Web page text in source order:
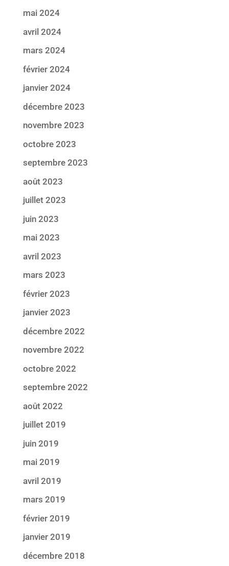
mai 2024
avril 2024
mars 2024
février 2024
janvier 2024
décembre 2023
novembre 2023
octobre 2023
septembre 2023
août 2023
juillet 2023
juin 2023
mai 2023
avril 2023
mars 2023
février 2023
janvier 2023
décembre 2022
novembre 2022
octobre 2022
septembre 2022
août 2022
juillet 2019
juin 2019
mai 2019
avril 2019
mars 2019
février 2019
janvier 2019
décembre 2018